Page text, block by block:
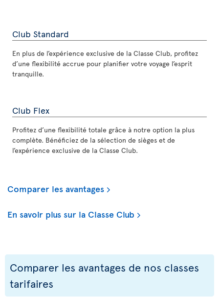
Club Standard
En plus de l’expérience exclusive de la Classe Club, profitez
d’une flexibilité accrue pour planifier votre voyage l’esprit
tranquille.
Club Flex
Profitez d’une flexibilité totale grâce à notre option la plus
complète. Bénéficiez de la sélection de sièges et de
l’expérience exclusive de la Classe Club.
Comparer les avantages
En savoir plus sur la Classe Club
Comparer les avantages de nos classes
tarifaires